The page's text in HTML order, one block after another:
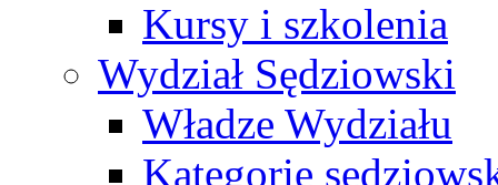
Kursy i szkolenia
Wydział Sędziowski
Władze Wydziału
Kategorie